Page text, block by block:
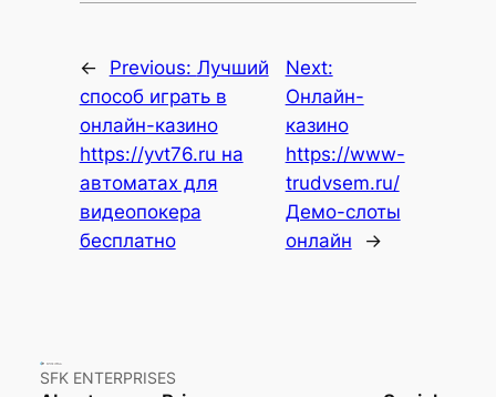
← Previous: Лучший
способ играть в
онлайн-казино
https://yvt76.ru на
автоматах для
видеопокера
бесплатно
Next:
Онлайн-
казино
https://www-
trudvsem.ru/
Демо-слоты
онлайн
→
SFK ENTERPRISES